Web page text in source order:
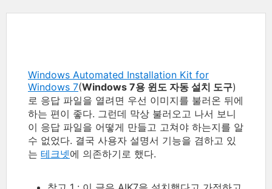
Windows Automated Installation Kit for
Windows 7(Windows 7용 윈도 자동 설치 도구)
로 응답 파일을 열려면 우선 이미지를 불러온 뒤에
하는 편이 좋다. 그런데 막상 불러오고 나서 보니
이 응답 파일을 어떻게 만들고 고쳐야 하는지를 알
수 없었다. 결국 사용자 설명서 기능을 겸하고 있
는 테크넷에 의존하기로 했다.